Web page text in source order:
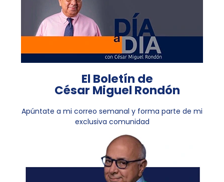
El Boletín de
César Miguel Rondón
Apúntate a mi correo semanal y forma parte de mi
exclusiva comunidad